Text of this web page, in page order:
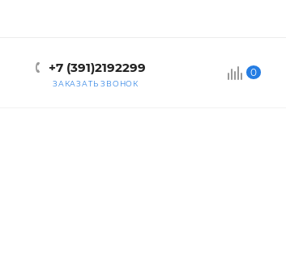
+7 (391)2192299
ЗАКАЗАТЬ ЗВОНОК
0